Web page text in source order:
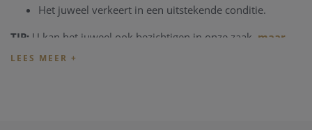
Het juweel verkeert in een uitstekende conditie.
TIP: U kan het juweel ook bezichtigen in onze zaak, maar
informeer eerst